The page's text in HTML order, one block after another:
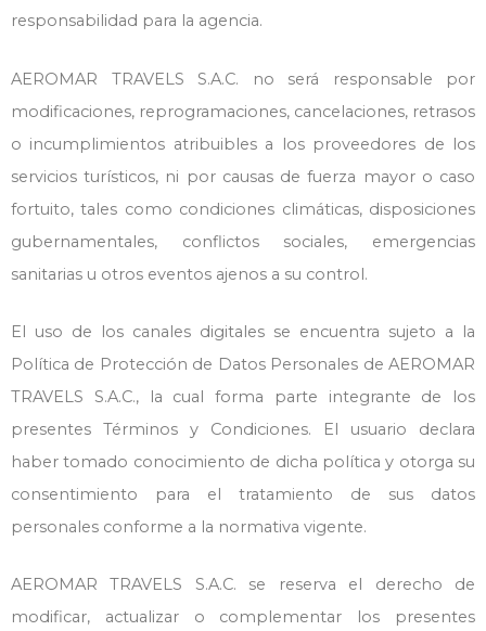
responsabilidad para la agencia.
AEROMAR TRAVELS S.A.C. no será responsable por
modificaciones, reprogramaciones, cancelaciones, retrasos
o incumplimientos atribuibles a los proveedores de los
servicios turísticos, ni por causas de fuerza mayor o caso
fortuito, tales como condiciones climáticas, disposiciones
gubernamentales, conflictos sociales, emergencias
sanitarias u otros eventos ajenos a su control.
El uso de los canales digitales se encuentra sujeto a la
Política de Protección de Datos Personales de AEROMAR
TRAVELS S.A.C., la cual forma parte integrante de los
presentes Términos y Condiciones. El usuario declara
haber tomado conocimiento de dicha política y otorga su
consentimiento para el tratamiento de sus datos
personales conforme a la normativa vigente.
AEROMAR TRAVELS S.A.C. se reserva el derecho de
modificar, actualizar o complementar los presentes